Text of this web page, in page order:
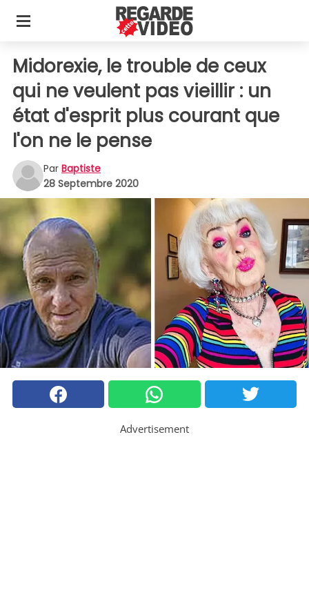
Midorexie, le trouble de ceux
qui ne veulent pas vieillir : un
état d'esprit plus courant que
l'on ne le pense
Par Baptiste
28 Septembre 2020
Advertisement